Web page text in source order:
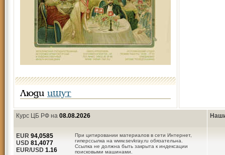
Люди ищут
Курс ЦБ РФ на 08.08.2026
При цитировании материалов в сети Интернет,
гиперссылка на www.sevkray.ru обязательна.
Ссылка не должна быть закрыта к индексации
поисковыми машинами.
EUR 94,0585
USD 81,4077
EUR/USD 1.16